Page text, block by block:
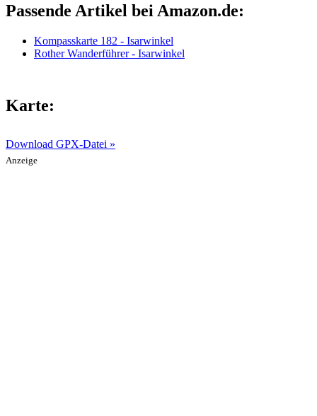
Passende Artikel bei Amazon.de:
Kompasskarte 182 - Isarwinkel
Rother Wanderführer - Isarwinkel
Karte:
Download GPX-Datei »
Anzeige